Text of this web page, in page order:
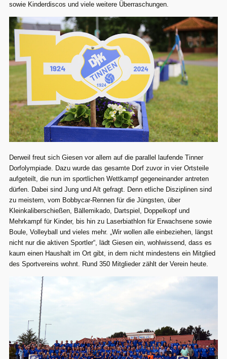
sowie Kinderdiscos und viele weitere Überraschungen.
Derweil freut sich Giesen vor allem auf die parallel laufende Tinner
Dorfolympiade. Dazu wurde das gesamte Dorf zuvor in vier Ortsteile
aufgeteilt, die nun im sportlichen Wettkampf gegeneinander antreten
dürfen. Dabei sind Jung und Alt gefragt. Denn etliche Disziplinen sind
zu meistern, vom Bobbycar-Rennen für die Jüngsten, über
Kleinkaliberschießen, Bällemikado, Dartspiel, Doppelkopf und
Mehrkampf für Kinder, bis hin zu Laserbiathlon für Erwachsene sowie
Boule, Volleyball und vieles mehr. „Wir wollen alle einbeziehen, längst
nicht nur die aktiven Sportler“, lädt Giesen ein, wohlwissend, dass es
kaum einen Haushalt im Ort gibt, in dem nicht mindestens ein Mitglied
des Sportvereins wohnt. Rund 350 Mitglieder zählt der Verein heute.